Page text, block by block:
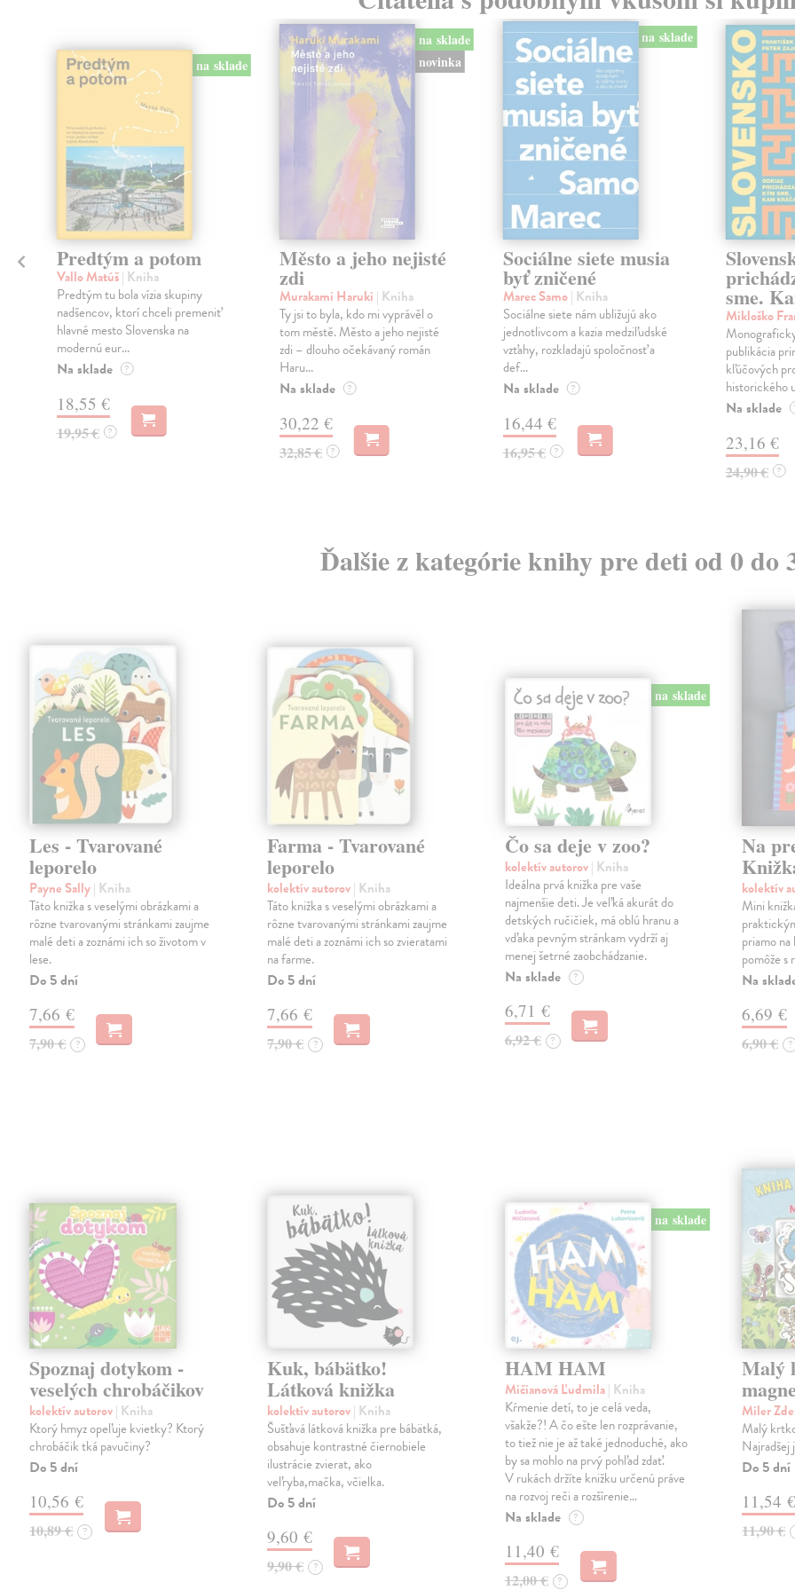
na sklade
Predtým a potom
Vallo Matúš| Kniha
Predtým tu bola vízia skupiny
nadšencov, ktorí chceli premeniť
hlavné mesto Slovenska na
modernú eur...
Na sklade ?
18,55 €
19,95 € ?
na sklade
novinka
Město a jeho nejisté
zdi
Murakami Haruki | Kniha
Ty jsi to byla, kdo mi vyprávěl o
tom městě. Město a jeho nejisté
zdi – dlouho očekávaný román
Haru...
Na sklade ?
30,22 €
32,85 € ?
na sklade
Sociálne siete musia
byť zničené
Marec Samo| Kniha
Sociálne siete nám ubližujú ako
jednotlivcom a kazia medziľudské
vzťahy, rozkladajú spoločnosť a
def...
Na sklade ?
16,44 €
16,95 € ?
sme.
Mikloško
publikácia
kľúčových
historického
Na sklade
23,16 €
24,90 € ?
Ďalšie z kategórie knihy pre deti od 0 do
Les - Tvarované
leporelo
Payne Sally| Kniha
Táto knižka s veselými obrázkami a
rôzne tvarovanými stránkami zaujme
malé deti a zoznámi ich so životom v
lese.
Do 5 dní
7,66 €
7,90 € ?
Farma - Tvarované
leporelo
kolektív autorov| Kniha
Táto knižka s veselými obrázkami a
rôzne tvarovanými stránkami zaujme
malé deti a zoznámi ich so zvieratami
na farme.
Do 5 dní
7,66 €
7,90 € ?
na sklade
Čo sa deje v zoo?
kolektív autorov| Kniha
Ideálna prvá knižka pre vaše
najmenšie deti. Je veľká akurát do
detských ručičiek, má oblú hranu a
vďaka pevným stránkam vydrží aj
menej šetrné zaobchádzanie.
Na sklade ?
6,71 €
6,92 € ?
Na
kolektív
Mini
priamo na
pomôže s
Na
6,69 €
6,90 € ?
Spoznaj dotykom -
veselých chrobáčikov
kolektív autorov| Kniha
Ktorý hmyz opeľuje kvietky? Ktorý
chrobáčik tká pavučiny?
Do 5 dní
10,56 €
10,89 € ?
Kuk, bábätko!
Látková knižka
kolektív autorov| Kniha
Šušťavá látková knižka pre bábätká,
obsahuje kontrastné čiernobiele
ilustrácie zvierat, ako
veľryba,mačka, včielka.
Do 5 dní
9,60 €
9,90 € ?
na sklade
HAM HAM
Mičianová Ľudmila| Kniha
Kŕmenie detí, to je celá veda,
všakže?! A čo ešte len rozprávanie,
to tiež nie je až také jednoduché, ako
by sa mohlo na prvý pohľad zdať.
V rukách držíte knižku určenú práve
na rozvoj reči a rozšírenie…
Na sklade ?
11,40 €
12,00 € ?
Malý
Miler
Malý
Najradšej
Do 5 dní
11,54 €
11,90 €